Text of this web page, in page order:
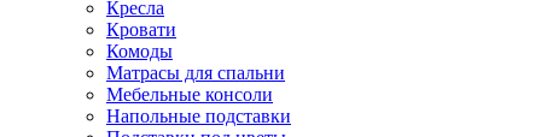
Кресла
Кровати
Комоды
Матрасы для спальни
Мебельные консоли
Напольные подставки